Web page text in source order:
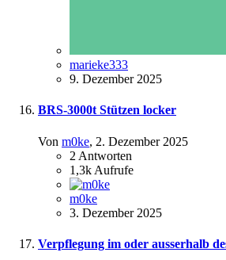
marieke333
9. Dezember 2025
BRS-3000t Stützen locker
Von m0ke, 2. Dezember 2025
2 Antworten
1,3k Aufrufe
m0ke
3. Dezember 2025
Verpflegung im oder ausserhalb